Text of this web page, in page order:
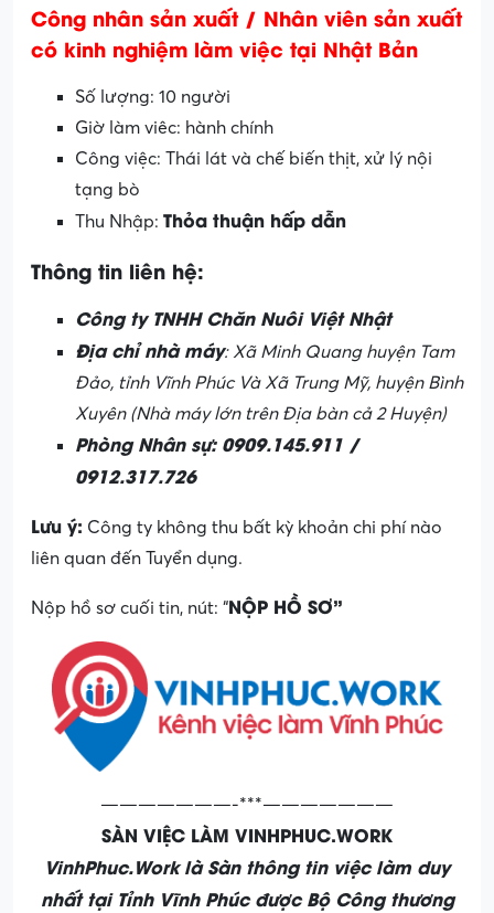
Công nhân sản xuất / Nhân viên sản xuất
có kinh nghiệm làm việc tại Nhật Bản
Số lượng: 10 người
Giờ làm viêc: hành chính
Công việc: Thái lát và chế biến thịt, xử lý nội
tạng bò
Thu Nhập: Thỏa thuận hấp dẫn
Thông tin liên hệ:
Công ty TNHH Chăn Nuôi Việt Nhật
Địa chỉ nhà máy: Xã Minh Quang huyện Tam
Đảo, tỉnh Vĩnh Phúc Và Xã Trung Mỹ, huyện Bình
Xuyên (Nhà máy lớn trên Địa bàn cả 2 Huyện)
Phòng Nhân sự: 0909.145.911 /
0912.317.726
Lưu ý: Công ty không thu bất kỳ khoản chi phí nào
liên quan đến Tuyển dụng.
Nộp hồ sơ cuối tin, nút: “NỘP HỒ SƠ”
———————-***———————
SÀN VIỆC LÀM VINHPHUC.WORK
VinhPhuc.Work là Sàn thông tin việc làm duy
nhất tại Tỉnh Vĩnh Phúc được Bộ Công thương